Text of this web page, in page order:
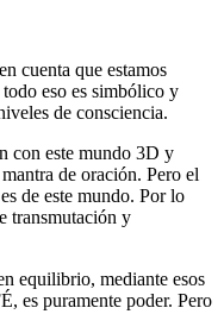
cuenta que estamos
eso es simbólico y
de consciencia.
con este mundo 3D y
de oración. Pero el
de este mundo. Por lo
transmutación y
equilibrio, mediante esos
es puramente poder. Pero